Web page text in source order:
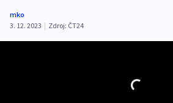
mko
3. 12. 2023 | Zdroj: ČT24